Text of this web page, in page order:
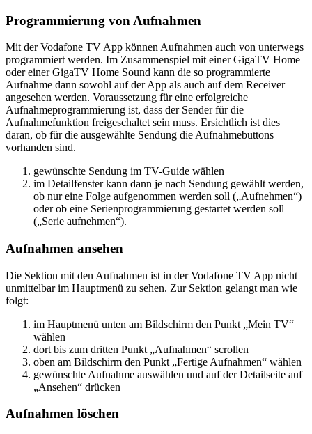
Programmierung von Aufnahmen
Mit der Vodafone TV App können Aufnahmen auch von unterwegs
programmiert werden. Im Zusammenspiel mit einer GigaTV Home
oder einer GigaTV Home Sound kann die so programmierte
Aufnahme dann sowohl auf der App als auch auf dem Receiver
angesehen werden. Voraussetzung für eine erfolgreiche
Aufnahmeprogrammierung ist, dass der Sender für die
Aufnahmefunktion freigeschaltet sein muss. Ersichtlich ist dies
daran, ob für die ausgewählte Sendung die Aufnahmebuttons
vorhanden sind.
gewünschte Sendung im TV-Guide wählen
im Detailfenster kann dann je nach Sendung gewählt werden,
ob nur eine Folge aufgenommen werden soll („Aufnehmen“)
oder ob eine Serienprogrammierung gestartet werden soll
(„Serie aufnehmen“).
Aufnahmen ansehen
Die Sektion mit den Aufnahmen ist in der Vodafone TV App nicht
unmittelbar im Hauptmenü zu sehen. Zur Sektion gelangt man wie
folgt:
im Hauptmenü unten am Bildschirm den Punkt „Mein TV“
wählen
dort bis zum dritten Punkt „Aufnahmen“ scrollen
oben am Bildschirm den Punkt „Fertige Aufnahmen“ wählen
gewünschte Aufnahme auswählen und auf der Detailseite auf
„Ansehen“ drücken
Aufnahmen löschen